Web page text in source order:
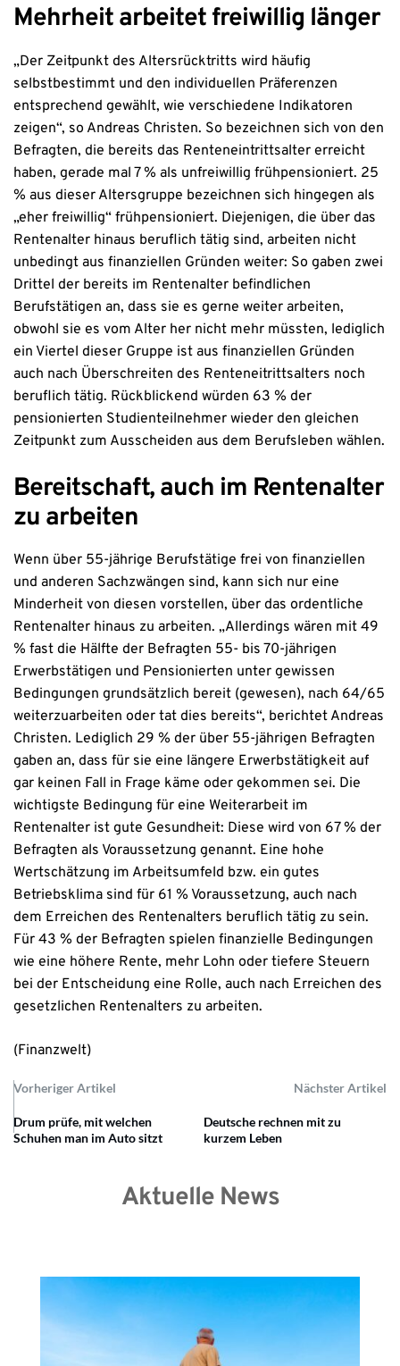
Mehrheit arbeitet freiwillig länger
„Der Zeitpunkt des Altersrücktritts wird häufig
selbstbestimmt und den individuellen Präferenzen
entsprechend gewählt, wie verschiedene Indikatoren
zeigen“, so Andreas Christen. So bezeichnen sich von den
Befragten, die bereits das Renteneintrittsalter erreicht
haben, gerade mal 7 % als unfreiwillig frühpensioniert. 25
% aus dieser Altersgruppe bezeichnen sich hingegen als
„eher freiwillig“ frühpensioniert. Diejenigen, die über das
Rentenalter hinaus beruflich tätig sind, arbeiten nicht
unbedingt aus finanziellen Gründen weiter: So gaben zwei
Drittel der bereits im Rentenalter befindlichen
Berufstätigen an, dass sie es gerne weiter arbeiten,
obwohl sie es vom Alter her nicht mehr müssten, lediglich
ein Viertel dieser Gruppe ist aus finanziellen Gründen
auch nach Überschreiten des Renteneitrittsalters noch
beruflich tätig. Rückblickend würden 63 % der
pensionierten Studienteilnehmer wieder den gleichen
Zeitpunkt zum Ausscheiden aus dem Berufsleben wählen.
Bereitschaft, auch im Rentenalter
zu arbeiten
Wenn über 55-jährige Berufstätige frei von finanziellen
und anderen Sachzwängen sind, kann sich nur eine
Minderheit von diesen vorstellen, über das ordentliche
Rentenalter hinaus zu arbeiten. „Allerdings wären mit 49
% fast die Hälfte der Befragten 55- bis 70-jährigen
Erwerbstätigen und Pensionierten unter gewissen
Bedingungen grundsätzlich bereit (gewesen), nach 64/65
weiterzuarbeiten oder tat dies bereits“, berichtet Andreas
Christen. Lediglich 29 % der über 55-jährigen Befragten
gaben an, dass für sie eine längere Erwerbstätigkeit auf
gar keinen Fall in Frage käme oder gekommen sei. Die
wichtigste Bedingung für eine Weiterarbeit im
Rentenalter ist gute Gesundheit: Diese wird von 67 % der
Befragten als Voraussetzung genannt. Eine hohe
Wertschätzung im Arbeitsumfeld bzw. ein gutes
Betriebsklima sind für 61 % Voraussetzung, auch nach
dem Erreichen des Rentenalters beruflich tätig zu sein.
Für 43 % der Befragten spielen finanzielle Bedingungen
wie eine höhere Rente, mehr Lohn oder tiefere Steuern
bei der Entscheidung eine Rolle, auch nach Erreichen des
gesetzlichen Rentenalters zu arbeiten.
(Finanzwelt)
Vorheriger Artikel Nächster Artikel
Drum prüfe, mit welchen
Schuhen man im Auto sitzt
Deutsche rechnen mit zu
kurzem Leben
Aktuelle News